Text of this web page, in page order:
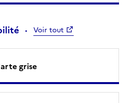
Voir tout
grise